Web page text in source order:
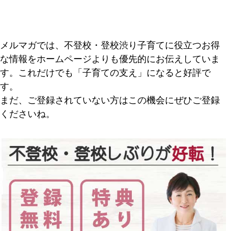
メルマガでは、不登校・登校渋り子育てに役立つお得
な情報をホームページよりも優先的にお伝えしていま
す。これだけでも「子育ての支え」になると好評で
す。
まだ、ご登録されていない方はこの機会にぜひご登録
くださいね。